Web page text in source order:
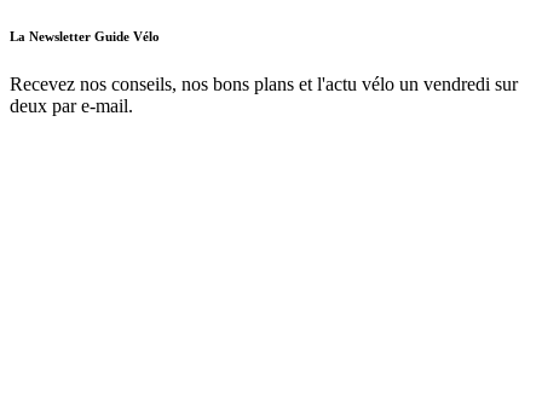
La Newsletter Guide Vélo
Recevez nos conseils, nos bons plans et l'actu vélo un vendredi sur
deux par e-mail.